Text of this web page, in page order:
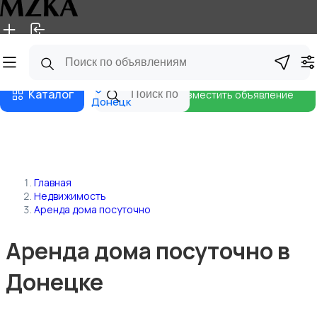
Главная Магазины
Каталог Донецк
Разместить объявление
Главная
Недвижимость
Аренда дома посуточно
Аренда дома посуточно в
Донецке